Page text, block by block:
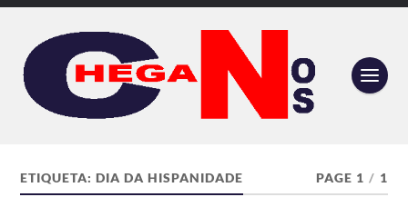
ETIQUETA:DIA DA HISPANIDADE PAGE 1 / 1